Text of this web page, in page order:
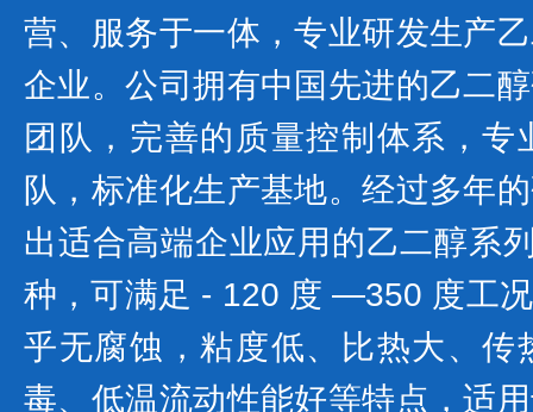
营、服务于一体，专业研发生产
企业。公司拥有中国先进的乙二
团队，完善的质量控制体系，
队，标准化生产基地。经过多年
出适合高端企业应用的乙二醇系
种，可满足 - 120 度 —350 度工
乎无腐蚀，粘度低、比热大、传
毒、低温流动性能好等特点，适